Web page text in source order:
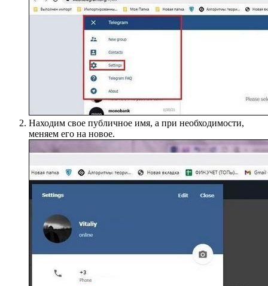
Находим свое публичное имя, а при необходимости,
меняем его на новое.